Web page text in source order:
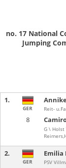
no. 17 National
Jumping
1.
8
G \ Holst
GER Reit-
2.
GER
Emilia
PSV